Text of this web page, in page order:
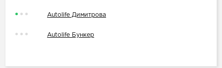
Autolife Димитрова
Autolife Бункер